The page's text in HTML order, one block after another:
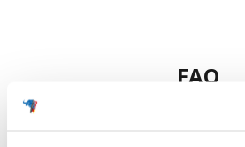
FAQ
Häufig